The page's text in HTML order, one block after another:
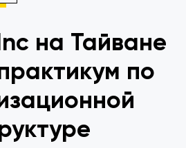
на Тайване
по